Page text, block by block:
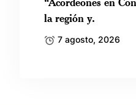
la región y.
7 agosto, 2026